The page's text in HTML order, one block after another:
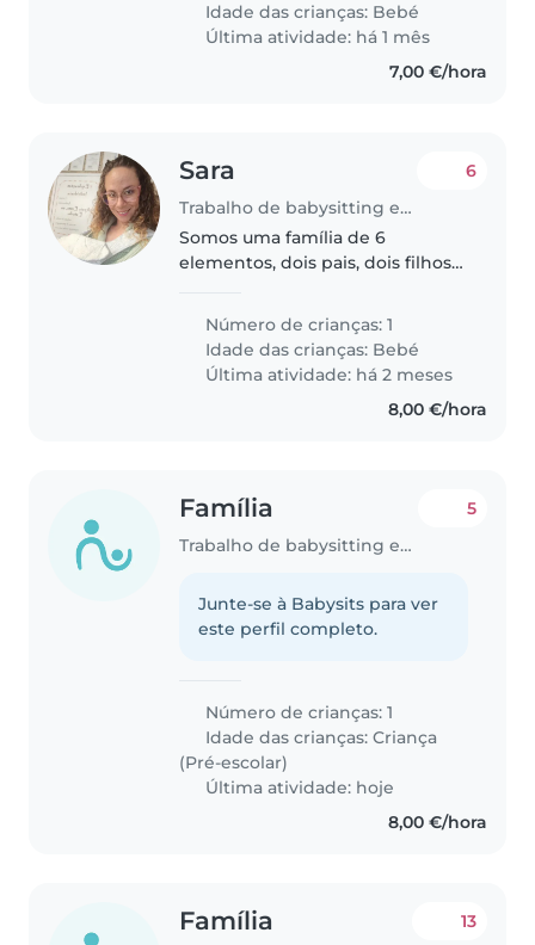
Idade das crianças: Bebé
Última atividade: há 1 mês
7,00 €/hora
Sara
Trabalho de babysitting em Lagoa (Distrito de Faro)
6
Somos uma família de 6
elementos, dois pais, dois filhos e
bebé tem dois meses e a mamã
precisa trabalhar no andar de
cima. Então procuramos uma
pessoa..
Número de crianças: 1
Idade das crianças: Bebé
Última atividade: há 2 meses
8,00 €/hora
Família
Trabalho de babysitting em Lagoa (Distrito de Faro)
5
Junte-se à Babysits para ver
este perfil completo.
Número de crianças: 1
Idade das crianças:Criança
(Pré-escolar)
Última atividade: hoje
8,00 €/hora
Família 13